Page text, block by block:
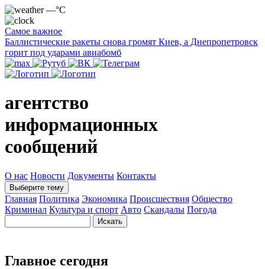
—°C
Самое важное
Баллистические ракеты снова громят Киев, а Днепропетровск
горит под ударами авиабомб
агентство
информационных
сообщений
О нас Новости Документы Контакты
Выберите тему
Главная Политика Экономика Происшествия Общество
Криминал Культура и спорт Авто Скандалы Погода
Главное сегодня